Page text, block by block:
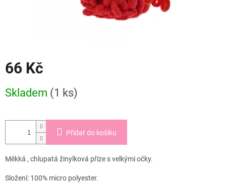
66 Kč
cena:
Skladem (1 ks)
Přidat do košíku
Měkká , chlupatá žinylková příze s velkými očky.
Složení: 100% micro polyester.